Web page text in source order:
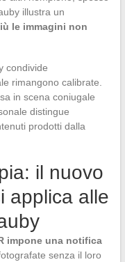
illustra un
le immagini non
condivide
rimangono calibrate.
in scena coniugale
distingue
prodotti dalla
il nuovo
applica alle
impone una notifica
senza il loro